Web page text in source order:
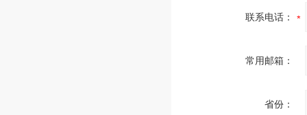
联系电话：
常用邮箱：
省份：